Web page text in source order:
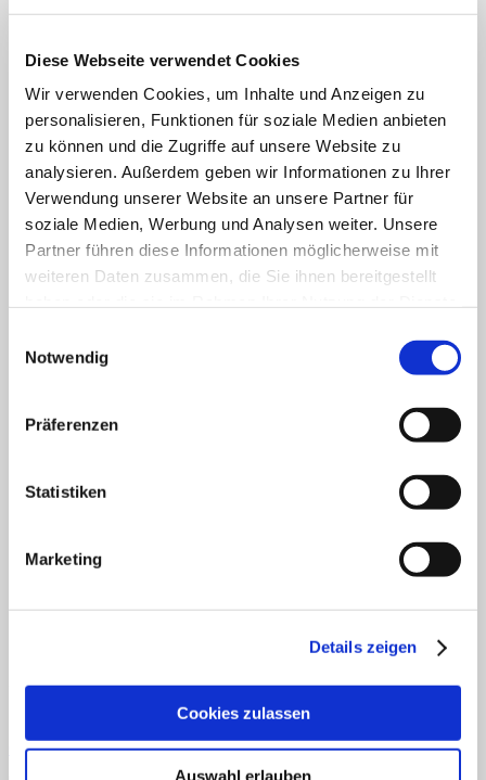
Diese Webseite verwendet Cookies
Wir verwenden Cookies, um Inhalte und Anzeigen zu
personalisieren, Funktionen für soziale Medien anbieten
zu können und die Zugriffe auf unsere Website zu
analysieren. Außerdem geben wir Informationen zu Ihrer
Verwendung unserer Website an unsere Partner für
soziale Medien, Werbung und Analysen weiter. Unsere
Partner führen diese Informationen möglicherweise mit
weiteren Daten zusammen, die Sie ihnen bereitgestellt
Notwendig
Präferenzen
Statistiken
Marketing
Details zeigen
Cookies zulassen
Auswahl erlauben
Basale Förderung
Anfangsunterricht
Silben lesen
Mathematik
Anfangsunterricht
Zahlenraum bis 10
Zahlenraum 100
Farben und Formen
Geld
Größen
Sachunterricht
Englisch
Deutsch
Sachunterricht
Mathematik
Fordern Sie unseren Flyer an
Gratismaterialien